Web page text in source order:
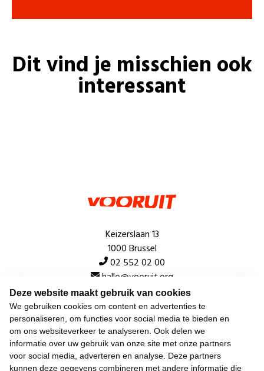
Deze website maakt gebruik van cookies
We gebruiken cookies om content en advertenties te
personaliseren, om functies voor social media te bieden en
om ons websiteverkeer te analyseren. Ook delen we
informatie over uw gebruik van onze site met onze partners
voor social media, adverteren en analyse. Deze partners
kunnen deze gegevens combineren met andere informatie die
Dit vind je misschien ook
interessant
Keizerslaan 13
1000 Brussel
02 552 02 00
hallo@vooruit.org
Snel
Over de beweging
Algemeen